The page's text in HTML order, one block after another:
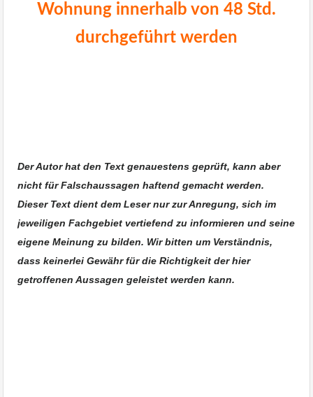
Wohnung innerhalb von 48 Std.
durchgeführt werden
Der Autor hat den Text genauestens geprüft, kann aber
nicht für Falschaussagen haftend gemacht werden.
Dieser Text dient dem Leser nur zur Anregung, sich im
jeweiligen Fachgebiet vertiefend zu informieren und seine
eigene Meinung zu bilden. Wir bitten um Verständnis,
dass keinerlei Gewähr für die Richtigkeit der hier
getroffenen Aussagen geleistet werden kann.